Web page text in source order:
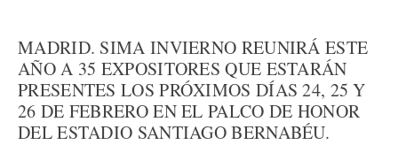
MADRID. SIMA INVIERNO REUNIRÁ ESTE
AÑO A 35 EXPOSITORES QUE ESTARÁN
PRESENTES LOS PRÓXIMOS DÍAS 24, 25 Y
26 DE FEBRERO EN EL PALCO DE HONOR
DEL ESTADIO SANTIAGO BERNABÉU.